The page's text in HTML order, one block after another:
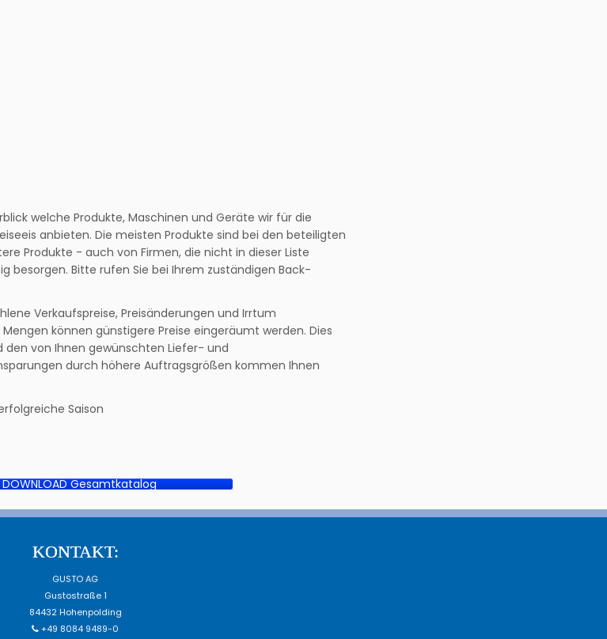
welche Produkte, Maschinen und Geräte wir für die
anbieten. Die meisten Produkte sind bei den beteiligten
Produkte - auch von Firmen, die nicht in dieser Liste
besorgen. Bitte rufen Sie bei Ihrem zuständigen Back-
Verkaufspreise, Preisänderungen und Irrtum
können günstigere Preise eingeräumt werden. Dies
von Ihnen gewünschten Liefer- und
durch höhere Auftragsgrößen kommen Ihnen
Saison
DOWNLOAD Gesamtkatalog
KONTAKT:
GUSTO AG
Gustostraße 1
84432 Hohenpolding
+49 8084 9489-0